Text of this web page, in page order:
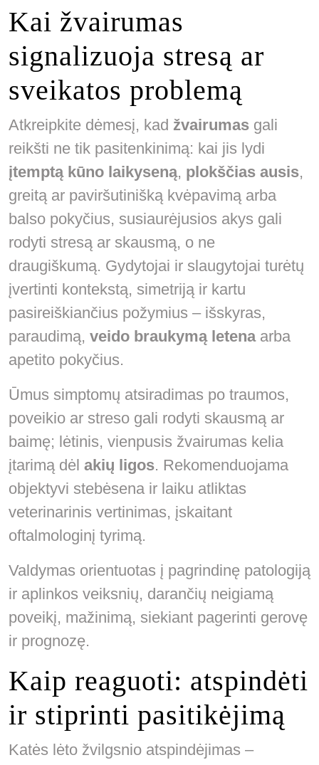
Kai žvairumas
signalizuoja stresą ar
sveikatos problemą
Atkreipkite dėmesį, kad žvairumas gali
reikšti ne tik pasitenkinimą: kai jis lydi
įtemptą kūno laikyseną, plokščias ausis,
greitą ar paviršutinišką kvėpavimą arba
balso pokyčius, susiaurėjusios akys gali
rodyti stresą ar skausmą, o ne
draugiškumą. Gydytojai ir slaugytojai turėtų
įvertinti kontekstą, simetriją ir kartu
pasireiškiančius požymius – išskyras,
paraudimą, veido braukymą letenaarba
apetito pokyčius.
Ūmus simptomų atsiradimas po traumos,
poveikio ar streso gali rodyti skausmą ar
baimę; lėtinis, vienpusis žvairumas kelia
įtarimą dėl akių ligos. Rekomenduojama
objektyvi stebėsena ir laiku atliktas
veterinarinis vertinimas, įskaitant
oftalmologinį tyrimą.
Valdymas orientuotas į pagrindinę patologiją
ir aplinkos veiksnių, darančių neigiamą
poveikį, mažinimą, siekiant pagerinti gerovę
ir prognozę.
Kaip reaguoti: atspindėti
ir stiprinti pasitikėjimą
Katės lėto žvilgsnio atspindėjimas –